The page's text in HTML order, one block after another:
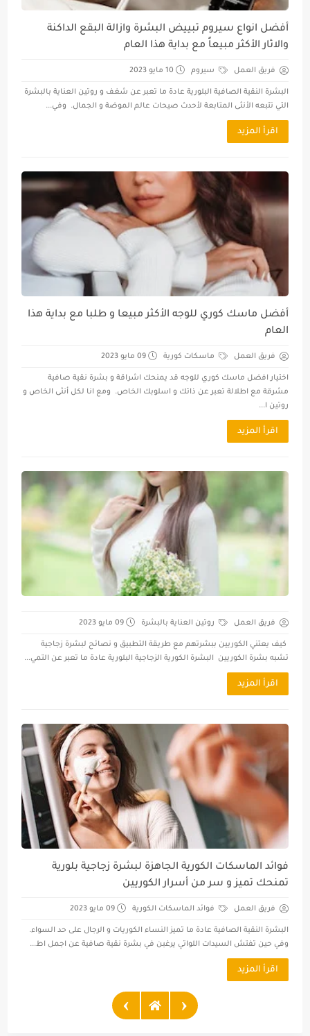
أفضل انواع سيروم تبييض البشرة وازالة البقع الداكنة
والاثار الأكثر مبيعاً مع بداية هذا العام
فريق العمل سيروم 10 مايو 2023
البشرة النقية الصافية البلورية عادة ما تعبر عن شغف و روتين العناية بالبشرة
التي تتبعه الأنثى المتابعة لأحدث صيحات عالم الموضة و الجمال. وفي...
اقرأ المزيد
أفضل ماسك كوري للوجه الأكثر مبيعا و طلبا مع بداية هذا
العام
فريق العمل ماسكات كورية 09 مايو 2023
اختيار افضل ماسك كوري للوجه قد يمنحك اشراقة و بشرة نقية صافية
مشرقة مع اطلالة تعبر عن ذاتك و اسلوبك الخاص. ومع انا لكل أنثى الخاص و
روتين ا...
اقرأ المزيد
فريق العمل روتين العناية بالبشرة 09 مايو 2023
كيف يعتني الكوريين ببشرتهم مع طريقة التطبيق و نصائح لبشرة زجاجية
تشبه بشرة الكوريين البشرة الكورية الزجاجية البلورية عادة ما تعبر عن التمي...
اقرأ المزيد
فوائد الماسكات الكورية الجاهزة لبشرة زجاجية بلورية
تمنحك تميز و سر من أسرار الكوريين
فريق العمل فوائد الماسكات الكورية 09 مايو 2023
البشرة النقية الصافية عادة ما تميز النساء الكوريات و الرجال على حد السواء.
وفي حين تفتش السيدات اللواتي يرغبن في بشرة نقية صافية عن اجمل اط...
اقرأ المزيد
‹
›